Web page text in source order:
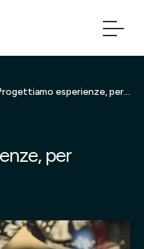
Progettiamo esperienze, per davvero.
per